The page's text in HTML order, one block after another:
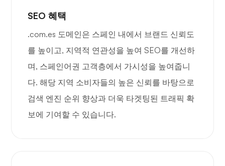
SEO 혜택
.com.es 도메인은 스페인 내에서 브랜드 신뢰도
를 높이고, 지역적 연관성을 높여 SEO를 개선하
며, 스페인어권 고객층에서 가시성을 높여줍니
다. 해당 지역 소비자들의 높은 신뢰를 바탕으로
검색 엔진 순위 향상과 더욱 타겟팅된 트래픽 확
보에 기여할 수 있습니다.